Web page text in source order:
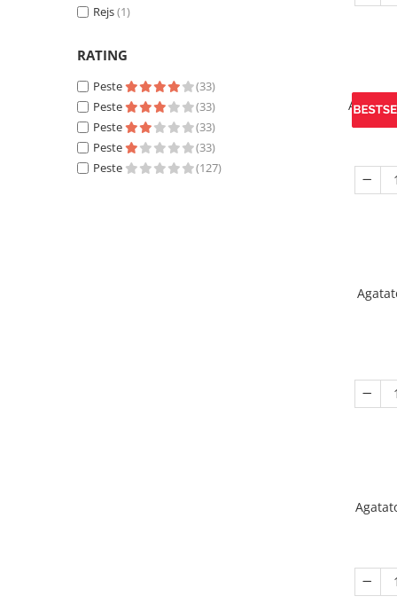
Rejs(1)
RATING
Peste
(33)
Peste
(33)
Peste
(33)
Peste
(33)
Peste
(127)